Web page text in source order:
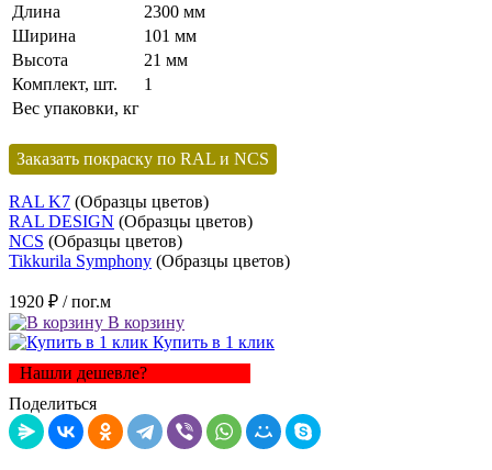
Длина
2300 мм
Ширина
101 мм
Высота
21 мм
Комплект, шт.
1
Вес упаковки, кг
Заказать покраску по RAL и NCS
RAL K7 (Образцы цветов)
RAL DESIGN (Образцы цветов)
NCS (Образцы цветов)
Tikkurila Symphony (Образцы цветов)
1920 ₽ / пог.м
В корзину
Купить в 1 клик
Нашли дешевле?
Поделиться